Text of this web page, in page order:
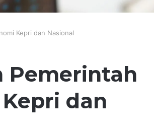
Kepri dan Nasional
Pemerintah
dan